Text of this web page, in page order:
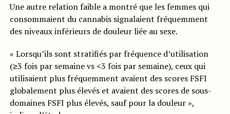
Une autre relation faible a montré que les femmes qui
consommaient du cannabis signalaient fréquemment
des niveaux inférieurs de douleur liée au sexe.
« Lorsqu’ils sont stratifiés par fréquence d’utilisation
(≥3 fois par semaine vs <3 fois par semaine), ceux qui
utilisaient plus fréquemment avaient des scores FSFI
globalement plus élevés et avaient des scores de sous-
domaines FSFI plus élevés, sauf pour la douleur »,